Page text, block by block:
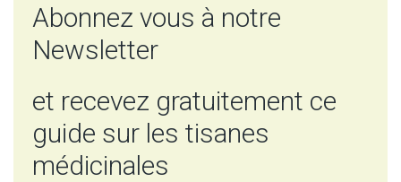
Abonnez vous à notre
Newsletter
et recevez gratuitement ce
guide sur les tisanes
médicinales